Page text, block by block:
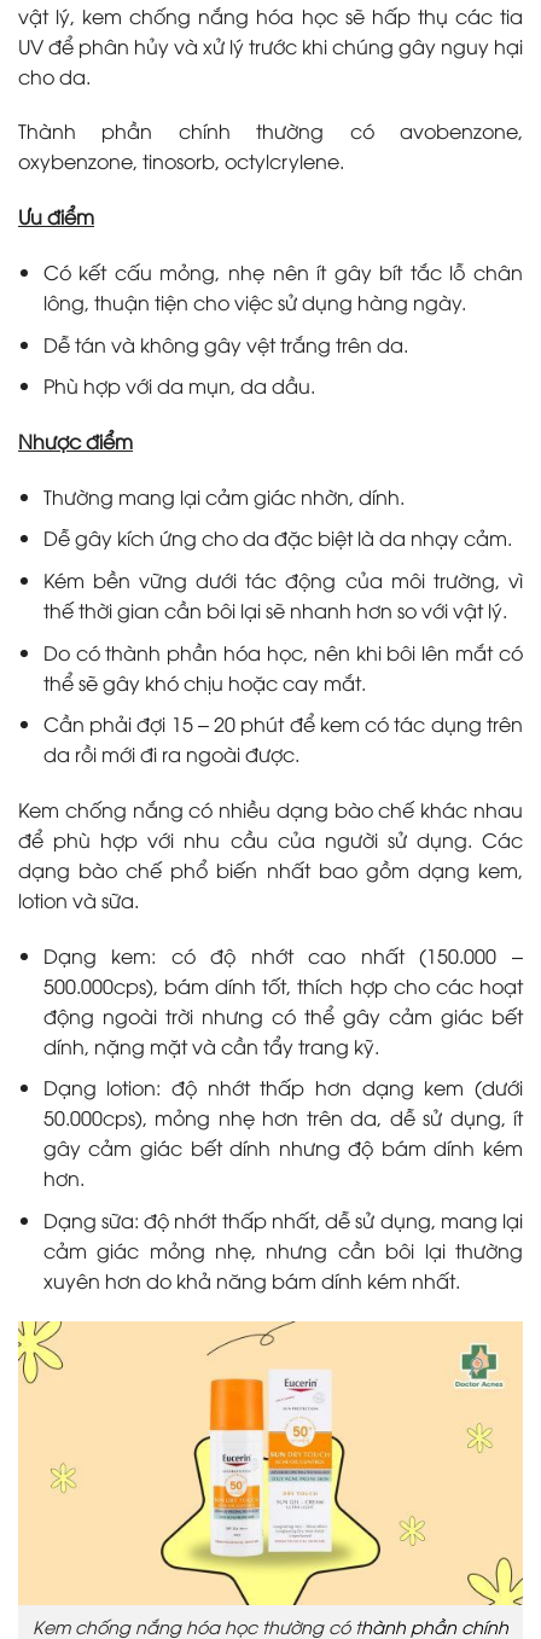
vật lý, kem chống nắng hóa học sẽ hấp thụ các tia
UV để phân hủy và xử lý trước khi chúng gây nguy hại
cho da.
Thành phần chính thường có avobenzone,
oxybenzone, tinosorb, octylcrylene.
Ưu điểm
Có kết cấu mỏng, nhẹ nên ít gây bít tắc lỗ chân
lông, thuận tiện cho việc sử dụng hàng ngày.
Dễ tán và không gây vệt trắng trên da.
Phù hợp với da mụn, da dầu.
Nhược điểm
Thường mang lại cảm giác nhờn, dính.
Dễ gây kích ứng cho da đặc biệt là da nhạy cảm.
Kém bền vững dưới tác động của môi trường, vì
thế thời gian cần bôi lại sẽ nhanh hơn so với vật lý.
Do có thành phần hóa học, nên khi bôi lên mắt có
thể sẽ gây khó chịu hoặc cay mắt.
Cần phải đợi 15 – 20 phút để kem có tác dụng trên
da rồi mới đi ra ngoài được.
Kem chống nắng có nhiều dạng bào chế khác nhau
để phù hợp với nhu cầu của người sử dụng. Các
dạng bào chế phổ biến nhất bao gồm dạng kem,
lotion và sữa.
Dạng kem: có độ nhớt cao nhất (150.000 –
500.000cps), bám dính tốt, thích hợp cho các hoạt
động ngoài trời nhưng có thể gây cảm giác bết
dính, nặng mặt và cần tẩy trang kỹ.
Dạng lotion: độ nhớt thấp hơn dạng kem (dưới
50.000cps), mỏng nhẹ hơn trên da, dễ sử dụng, ít
gây cảm giác bết dính nhưng độ bám dính kém
hơn.
Dạng sữa: độ nhớt thấp nhất, dễ sử dụng, mang lại
cảm giác mỏng nhẹ, nhưng cần bôi lại thường
xuyên hơn do khả năng bám dính kém nhất.
Kem chống nắng hóa học thường có thành phần chính